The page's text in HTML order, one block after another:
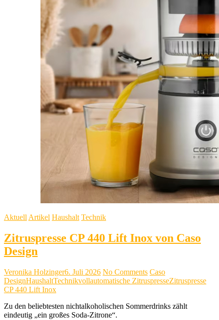
Aktuell Artikel Haushalt Technik
Zitruspresse CP 440 Lift Inox von Caso
Design
Veronika Holzinger6. Juli 2026 No Comments Caso
DesignHaushaltTechnikvollautomatische ZitruspresseZitruspresse
CP 440 Lift Inox
Zu den beliebtesten nichtalkoholischen Sommerdrinks zählt
eindeutig „ein großes Soda-Zitrone“.